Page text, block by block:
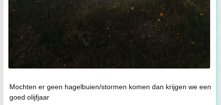
Mochten er geen hagelbuien/stormen komen dan krijgen we een
goed olijfjaar